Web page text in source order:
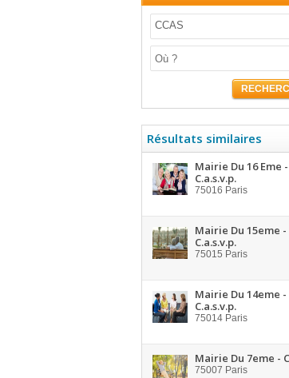
CCAS
Résultats similaires
Mairie Du 16 Eme -
C.a.s.v.p.
75016 Paris
Mairie Du 15eme -
C.a.s.v.p.
75015 Paris
Mairie Du 14eme -
C.a.s.v.p.
75014 Paris
Mairie Du 7eme -
75007 Paris